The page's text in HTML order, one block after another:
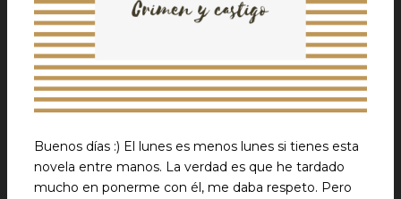
Buenos días :) El lunes es menos lunes si tienes esta
novela entre manos. La verdad es que he tardado
mucho en ponerme con él, me daba respeto. Pero